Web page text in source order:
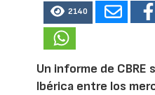
2140
Un informe de CBRE
Ibérica entre los